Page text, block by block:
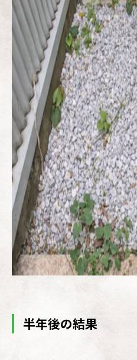
半年後の結果